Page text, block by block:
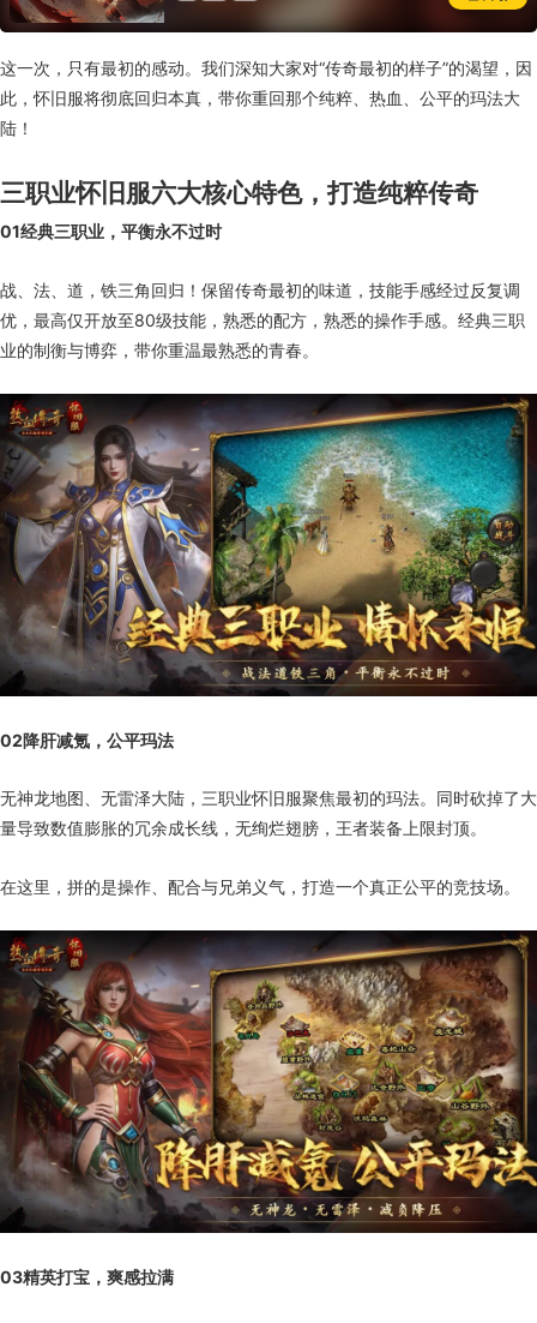
这一次，只有最初的感动。我们深知大家对“传奇最初的样子”的渴望，因
此，怀旧服将彻底回归本真，带你重回那个纯粹、热血、公平的玛法大
陆！
三职业怀旧服六大核心特色，打造纯粹传奇
01经典三职业，平衡永不过时
战、法、道，铁三角回归！保留传奇最初的味道，技能手感经过反复调
优，最高仅开放至80级技能，熟悉的配方，熟悉的操作手感。经典三职
业的制衡与博弈，带你重温最熟悉的青春。
02降肝减氪，公平玛法
无神龙地图、无雷泽大陆，三职业怀旧服聚焦最初的玛法。同时砍掉了大
量导致数值膨胀的冗余成长线，无绚烂翅膀，王者装备上限封顶。
在这里，拼的是操作、配合与兄弟义气，打造一个真正公平的竞技场。
03精英打宝，爽感拉满